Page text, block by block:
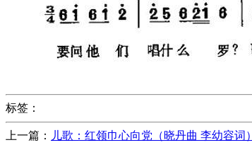
标签：
上一篇： 儿歌：红领巾心向党（晓丹曲 李幼容词）